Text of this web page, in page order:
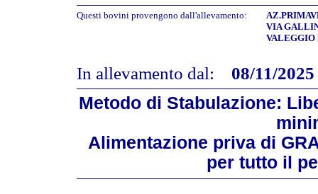
Questi bovini provengono dall'allevamento:
VIA
VALEGGIO
In allevamento dal:
08/11/2025
Metodo di Stabulazione:
Alimentazione priva di
per tutto il